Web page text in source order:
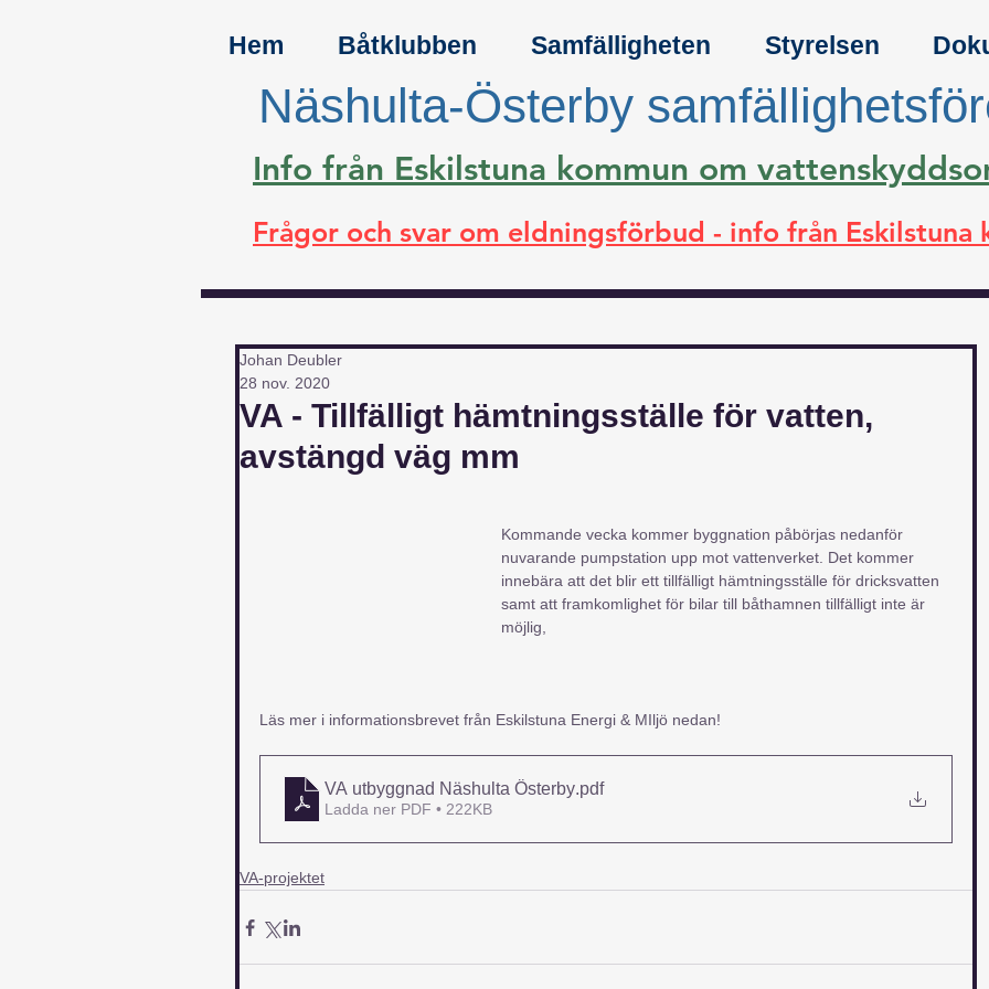
Hem Båtklubben Samfälligheten Styrelsen
Näshulta-Österby
Info från Eskilstuna kommun om
Frågor och svar om eldningsförbud - info från Eskilstuna
VA - Tillfälligt hämtningsställe för vatten,
avstängd väg mm
Johan Deubler
28 nov. 2020
Kommande vecka kommer byggnation påbörjas nedanför
nuvarande pumpstation upp mot vattenverket. Det kommer
innebära att det blir ett tillfälligt hämtningsställe för dricksvatten
samt att framkomlighet för bilar till båthamnen tillfälligt inte är
möjlig,
Läs mer i informationsbrevet från Eskilstuna Energi & MIljö nedan!
VA utbyggnad Näshulta Österby.pdf
Ladda ner PDF • 222KB
VA-projektet